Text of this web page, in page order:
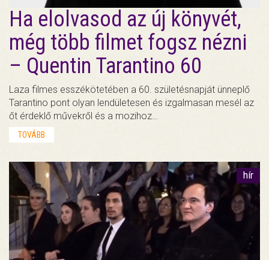
Ha elolvasod az új könyvét,
még több filmet fogsz nézni
– Quentin Tarantino 60
Laza filmes esszékötetében a 60. születésnapját ünneplő
Tarantino pont olyan lendületesen és izgalmasan mesél az
őt érdeklő művekről és a mozihoz…
TOVÁBB
hír